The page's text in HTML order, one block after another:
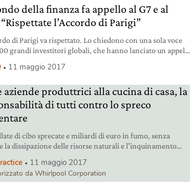
Il climate change è un
della finanza fa appello al G7 e al
l’Accordo di Parigi”
di Parigi va rispettato. Lo chiedono con una sola voce
grandi investitori globali, che hanno lanciato un appello
Cosa dice la lettera al G7 e al G20 L’esordio della missiva
11 maggio 2017
aziende produttrici alla cucina di casa, la
di tutti contro lo spreco
di cibo sprecate e miliardi di euro in fumo, senza
la dissipazione delle risorse naturali e l’inquinamento
di noi. Ecco come mettere in pratica un consumo
sostenibile e solidale del cibo.
11 maggio 2017
da Whirlpool Corporation